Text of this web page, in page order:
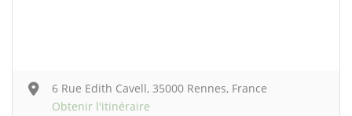
6 Rue Edith Cavell, 35000 Rennes, France
Obtenir l'itinéraire